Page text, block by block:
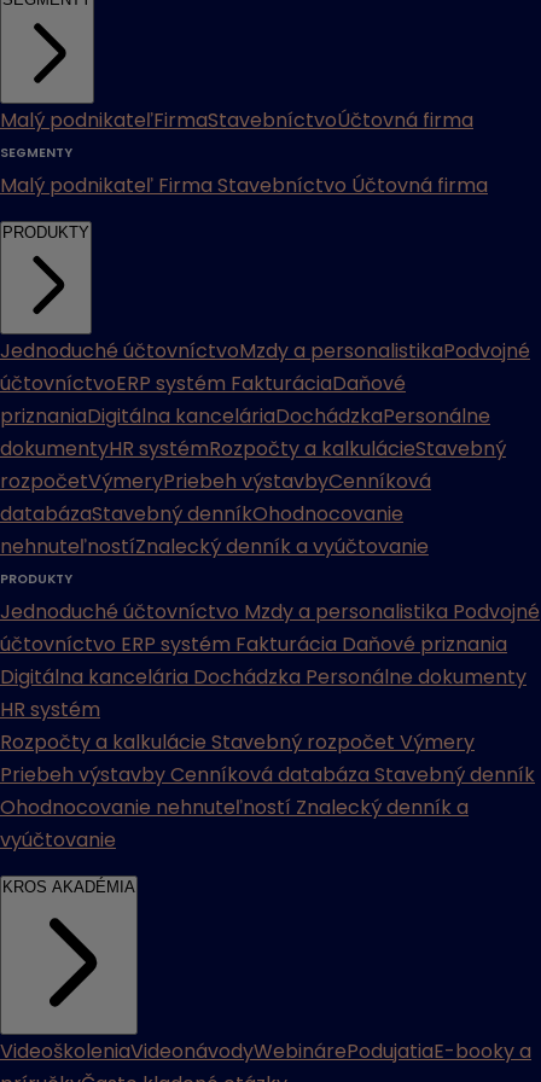
Malý podnikateľFirmaStavebníctvoÚčtovná firma
SEGMENTY
Malý podnikateľ Firma Stavebníctvo Účtovná firma
PRODUKTY
Jednoduché účtovníctvoMzdy a personalistikaPodvojné
účtovníctvoERP systém FakturáciaDaňové
priznaniaDigitálna kanceláriaDochádzkaPersonálne
dokumentyHR systémRozpočty a kalkulácieStavebný
rozpočetVýmeryPriebeh výstavbyCenníková
databázaStavebný denníkOhodnocovanie
nehnuteľnostíZnalecký denník a vyúčtovanie
PRODUKTY
Jednoduché účtovníctvo Mzdy a personalistika Podvojné
účtovníctvo ERP systém Fakturácia Daňové priznania
Digitálna kancelária Dochádzka Personálne dokumenty
HR systém
Rozpočty a kalkulácie Stavebný rozpočet Výmery
Priebeh výstavbyCenníková databáza Stavebný denník
Ohodnocovanie nehnuteľností Znalecký denník a
vyúčtovanie
KROS AKADÉMIA
VideoškoleniaVideonávodyWebinárePodujatiaE-booky a